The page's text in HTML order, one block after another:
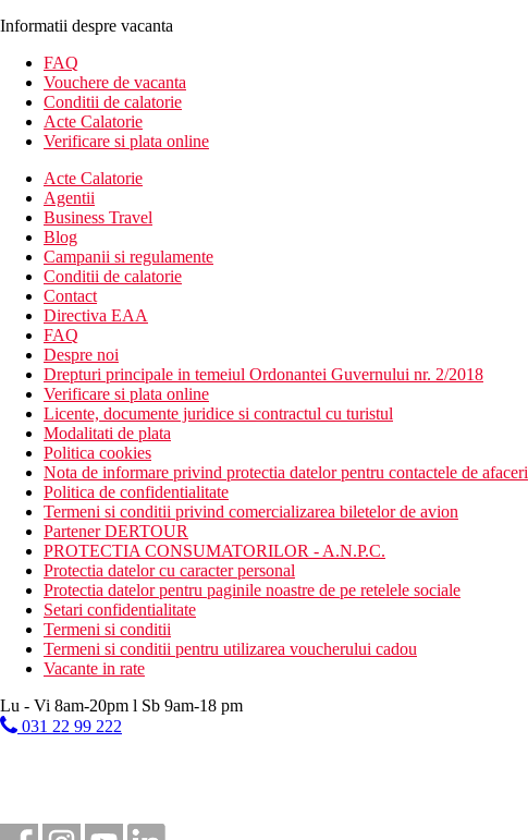
Informatii despre vacanta
FAQ
Vouchere de vacanta
Conditii de calatorie
Acte Calatorie
Verificare si plata online
Acte Calatorie
Agentii
Business Travel
Blog
Campanii si regulamente
Conditii de calatorie
Contact
Directiva EAA
FAQ
Despre noi
Drepturi principale in temeiul Ordonantei Guvernului nr. 2/2018
Verificare si plata online
Licente, documente juridice si contractul cu turistul
Modalitati de plata
Politica cookies
Nota de informare privind protectia datelor pentru contactele de afaceri
Politica de confidentialitate
Termeni si conditii privind comercializarea biletelor de avion
Partener DERTOUR
PROTECTIA CONSUMATORILOR - A.N.P.C.
Protectia datelor cu caracter personal
Protectia datelor pentru paginile noastre de pe retelele sociale
Setari confidentialitate
Termeni si conditii
Termeni si conditii pentru utilizarea voucherului cadou
Vacante in rate
Lu - Vi 8am-20pm l Sb 9am-18 pm
031 22 99 222